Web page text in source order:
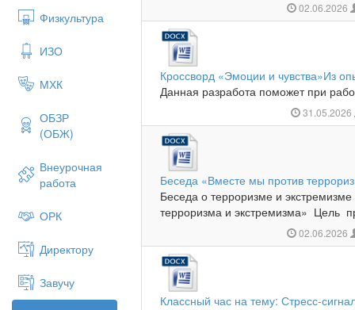
Физкультура
ИЗО
МХК
ОБЗР
(ОБЖ)
Внеурочная
работа
ОРК
Директору
Завучу
02.06.2026
Кроссворд «Эмоции и чувства»Из
Данная разработа поможет при
31.05.2026
Беседа «Вместе мы против
Беседа о терроризме и
терроризма и экстремизма» Цель
02.06.2026
Классный час на тему: Стресс-